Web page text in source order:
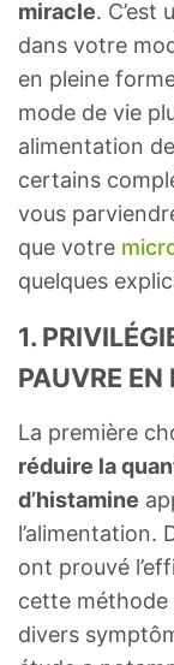
miracle. C’est
dans votre
en pleine
mode de vie
alimentation
certains
vous
que votre
quelques
1.
PAUVRE
La première
réduire la
d’histamine
l’alimentation.
ont prouvé
cette
divers